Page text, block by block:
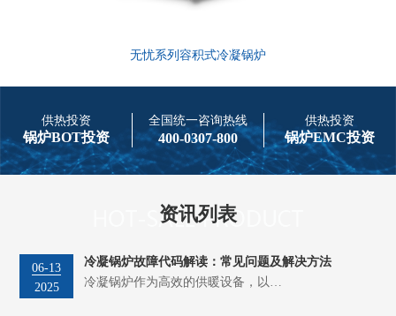
无忧系列容积式冷凝锅炉
供热投资
锅炉BOT投资
全国统一咨询热线
400-0307-800
供热投资
锅炉EMC投资
资讯列表
06-13
2025
冷凝锅炉故障代码解读：常见问题及解决方法
冷凝锅炉作为高效的供暖设备，以…